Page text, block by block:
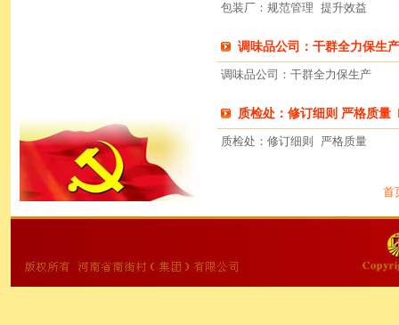
包装厂：规范管理 提升效益
调味品公司：干群全力保生产
调味品公司：干群全力保生产
质检处：修订细则 严格质量
质检处：修订细则 严格质量
首